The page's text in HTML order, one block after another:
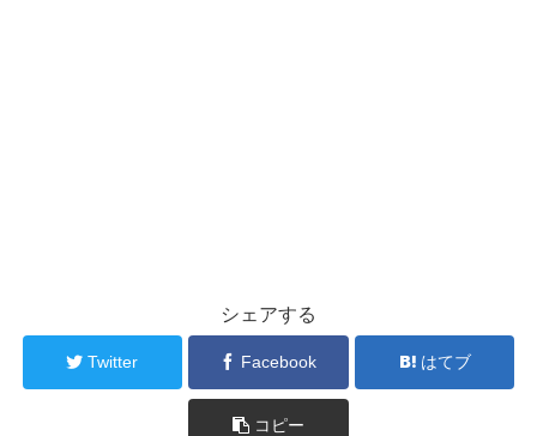
シェアする
Twitter Facebook はてブ
コピー